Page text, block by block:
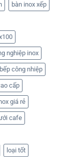
bàn inox xếp
nghiệp inox
bếp công nhiệp
cấp
giá rẻ
cafe
loại tốt